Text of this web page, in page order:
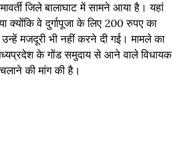
जिले बालाघाट में सामने आया है। यहां
क्योंकि वे दुर्गापूजा के लिए 200 रुपए का
मजदूरी भी नहीं करने दी गई। मामले का
के गोंड समुदाय से आने वाले विधायक
की मांग की है।